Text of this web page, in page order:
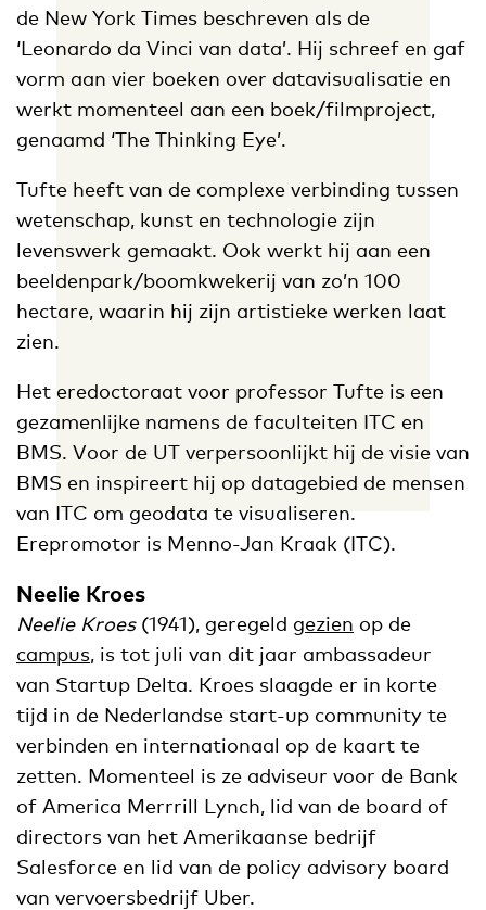
de New York Times beschreven als de
‘Leonardo da Vinci van data’. Hij schreef en gaf
vorm aan vier boeken over datavisualisatie en
werkt momenteel aan een boek/filmproject,
genaamd ‘The Thinking Eye’.
Tufte heeft van de complexe verbinding tussen
wetenschap, kunst en technologie zijn
levenswerk gemaakt. Ook werkt hij aan een
beeldenpark/boomkwekerij van zo’n 100
hectare, waarin hij zijn artistieke werken laat
zien.
Het eredoctoraat voor professor Tufte is een
gezamenlijke namens de faculteiten ITC en
BMS. Voor de UT verpersoonlijkt hij de visie van
BMS en inspireert hij op datagebied de mensen
van ITC om geodata te visualiseren.
Erepromotor is Menno-Jan Kraak (ITC).
Neelie Kroes
Neelie Kroes(1941), geregeld gezien op de
campus, is tot juli van dit jaar ambassadeur
van Startup Delta. Kroes slaagde er in korte
tijd in de Nederlandse start-up community te
verbinden en internationaal op de kaart te
zetten. Momenteel is ze adviseur voor de Bank
of America Merrrill Lynch, lid van de board of
directors van het Amerikaanse bedrijf
Salesforce en lid van de policy advisory board
van vervoersbedrijf Uber.